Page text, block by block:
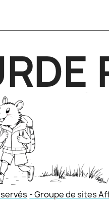
- Groupe de sites